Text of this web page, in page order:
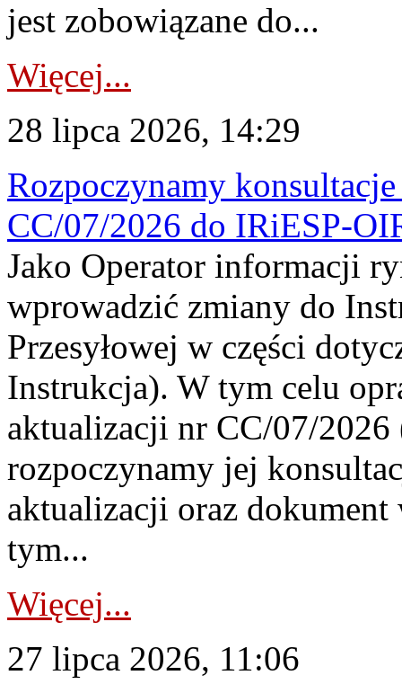
jest zobowiązane do...
Więcej...
28 lipca 2026, 14:29
Rozpoczynamy
CC/07/2026 do IRiESP-
Jako Operator informacji
wprowadzić zmiany do
Przesyłowej w części
Instrukcja). W tym celu
aktualizacji nr CC/07/
rozpoczynamy jej
aktualizacji oraz
tym...
Więcej...
27 lipca 2026, 11:06